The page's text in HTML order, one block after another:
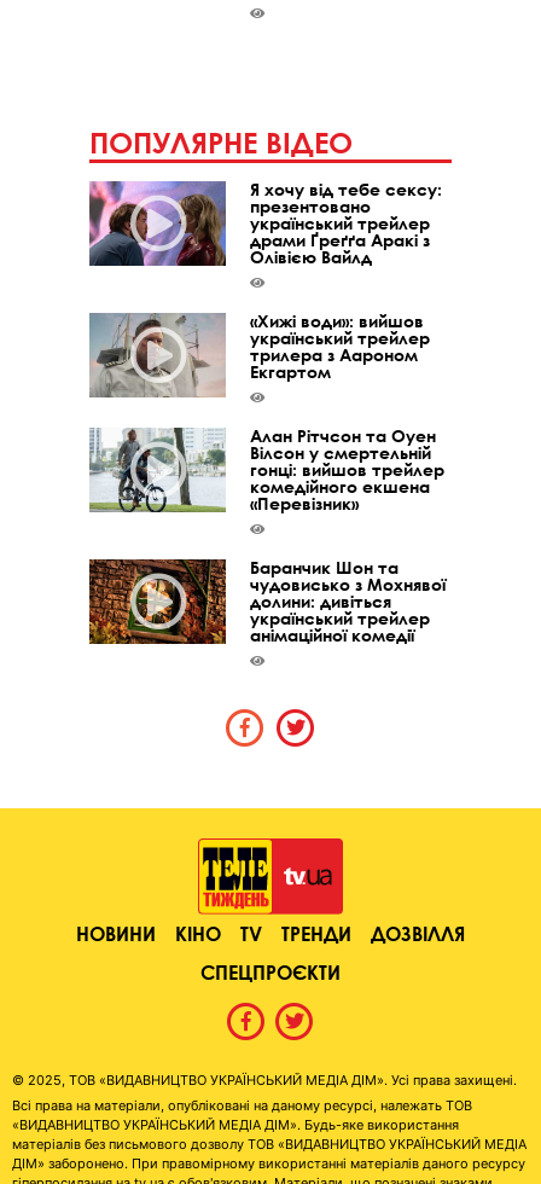
ПОПУЛЯРНЕ ВІДЕО
Я хочу від тебе сексу:
презентовано
український трейлер
драми Ґреґґа Аракі з
Олівією Вайлд
«Хижі води»: вийшов
український трейлер
трилера з Аароном
Екгартом
Алан Рітчсон та Оуен
Вілсон у смертельній
гонці: вийшов трейлер
комедійного екшена
«Перевізник»
Баранчик Шон та
чудовисько з Мохнявої
долини: дивіться
український трейлер
анімаційної комедії
НОВИНИ КІНО TV ТРЕНДИ
ДОЗВІЛЛЯ
СПЕЦПРОЄКТИ
© 2025, ТОВ «ВИДАВНИЦТВО УКРАЇНСЬКИЙ МЕДІА ДІМ». Усі права захищені.
Всі права на матеріали, опубліковані на даному ресурсі, належать ТОВ
«ВИДАВНИЦТВО УКРАЇНСЬКИЙ МЕДІА ДІМ». Будь-яке використання
матеріалів без письмового дозволу ТОВ «ВИДАВНИЦТВО УКРАЇНСЬКИЙ МЕДІА
ДІМ» заборонено. При правомірному використанні матеріалів даного ресурсу